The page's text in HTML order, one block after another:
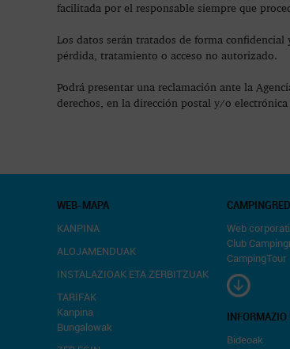
facilitada por el responsable siempre que
Los datos serán tratados de forma
pérdida, tratamiento o acceso no autorizado.
Podrá presentar una reclamación ante la
derechos, en la dirección postal y/o
WEB-MAPA
KANPINA
ALOJAMENDUAK
INSTALAZIOAK ETA ZERBITZUAK
TARIFAK
Kanpina
Bungalowak
Web
Club
CampingTour
Bideoak